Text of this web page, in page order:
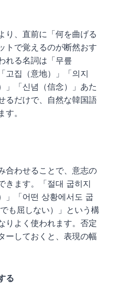
り、直前に「何を曲げる
トで覚えるのが断然おす
れる名詞は「무릎
고집（意地）」「의지
」「신념（信念）」あた
るだけで、自然な韓国語
。
合わせることで、意志の
きます。「절대 굽히지
」「어떤 상황에서도 굽
も屈しない）」という構
りよく使われます。否定
ーしておくと、表現の幅
る